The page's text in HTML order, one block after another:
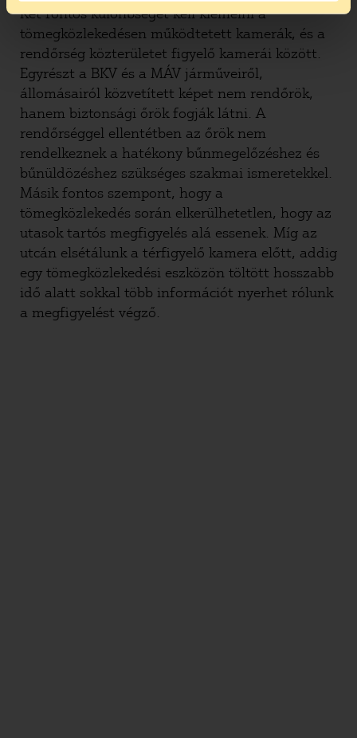
Két fontos különbséget kell kiemelni a
tömegközlekedésen működtetett kamerák, és a
rendőrség közterületet figyelő kamerái között.
Egyrészt a BKV és a MÁV járműveiről,
állomásairól közvetített képet nem rendőrök,
hanem biztonsági őrök fogják látni. A
rendőrséggel ellentétben az őrök nem
rendelkeznek a hatékony bűnmegelőzéshez és
bűnüldözéshez szükséges szakmai ismeretekkel.
Másik fontos szempont, hogy a
tömegközlekedés során elkerülhetetlen, hogy az
utasok tartós megfigyelés alá essenek. Míg az
utcán elsétálunk a térfigyelő kamera előtt, addig
egy tömegközlekedési eszközön töltött hosszabb
idő alatt sokkal több információt nyerhet rólunk
a megfigyelést végző.